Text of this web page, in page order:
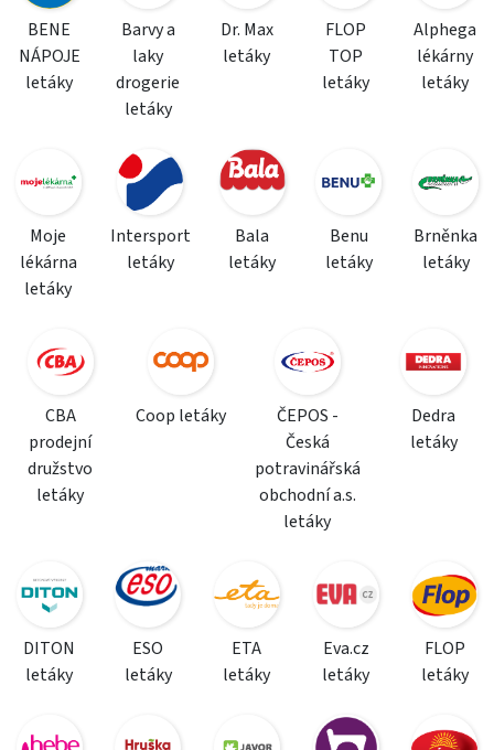
BENE
NÁPOJE
letáky
Barvy a
laky
drogerie
letáky
Dr. Max
letáky
FLOP
TOP
letáky
Alphega
lékárny
letáky
Moje
lékárna
letáky
Intersport
letáky
Bala
letáky
Benu
letáky
Brněnka
letáky
CBA
prodejní
družstvo
letáky
Coop letáky
ČEPOS -
Česká
potravinářská
obchodní a.s.
letáky
Dedra
letáky
DITON
letáky
ESO
letáky
ETA
letáky
Eva.cz
letáky
FLOP
letáky